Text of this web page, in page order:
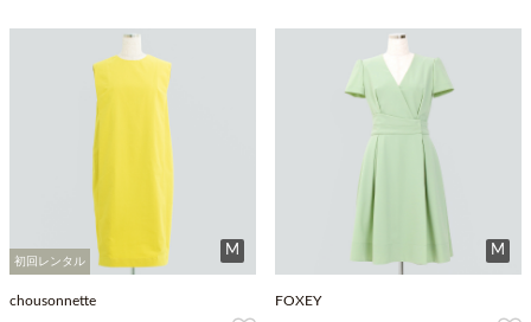
初回レンタル
M
chousonnette
M
FOXEY